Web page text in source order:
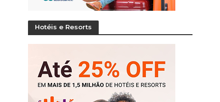
Hotéis e Resorts